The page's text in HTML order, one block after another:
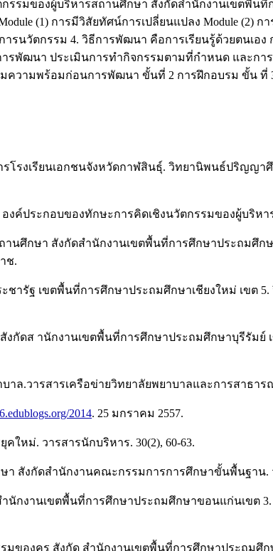
รมของผู้บริหารสถานศึกษา สังกัดสำนักงานเขตพื้น
(1) การมีวิสัยทัศน์การเปลี่ยนแปลง Module (2)
ารนวัตกรรม 4. วิธีการพัฒนา คือการเรียนรู้ด้วยตนเ
พัฒนา ประเมินการทำกิจกรรมตามที่กำหนด และกา
ความพร้อมก่อนการพัฒนา ขั้นที่ 2 การฝึกอบรม ขั้น
โรงเรียนเอกชนจังหวัดกาฬสินธุ์. วิทยานิพนธ์ปริญญ
ระกอบของทักษะการคิดเชิงนวัตกรรมของผู้บริหารสถ
านศึกษา สังกัดสำนักงานเขตพื้นที่การศึกษาประถมศึ
ช.
ชารัฐ เขตพื้นที่การศึกษาประถมศึกษาเชียงใหม่ เข
งกัดส านักงานเขตพื้นที่การศึกษาประถมศึกษาบุรีรั
ล.วารสารเครือข่ายวิทยาลัยพยาบาลและการสาธาร
2014. 25 มกราคม 2557.
ใหม่. วารสารนักบริหาร. 30(2), 60-63.
สังกัดสำนักงานคณะกรรมการการศึกษาขั้นพื้นฐาน. ว
นักงานเขตพื้นที่การศึกษาประถมศึกษาขอนแก่นเขต
ของครู สังกัด สํานักงานเขตพื้นที่การศึกษาประถมศึ